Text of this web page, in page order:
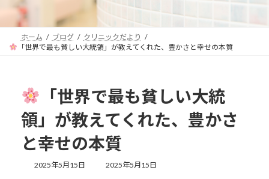
プ
動
ホーム ブログ
クリニックだより
「世界で最も貧しい大統領」が教えてくれた、豊かさと幸せの本質
「世界で最も貧しい大統
領」が教えてくれた、豊かさ
と幸せの本質
2025年5月15日
最
2025年5月15日